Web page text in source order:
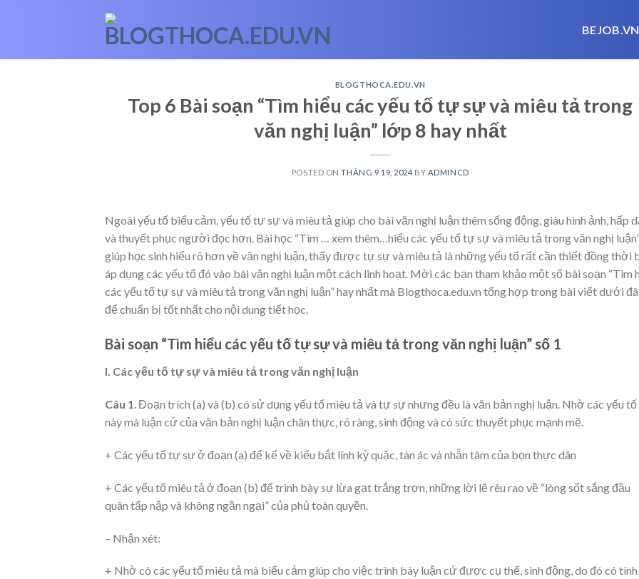
BEJOB.VN
BLOGTHOCA.EDU.VN
Top 6 Bài soạn “Tìm hiểu các yếu tố tự sự và miêu tả trong
văn nghị luận” lớp 8 hay nhất
POSTED ONTHÁNG 9 19, 2024 BY ADMINCD
Ngoài yếu tố biểu cảm, yếu tố tự sự và miêu tả giúp cho bài văn nghị luận thêm sống động, giàu hình ảnh, hấp
và thuyết phục người đọc hơn. Bài học “Tìm
… xem thêm… hiểu các yếu tố tự sự và miêu tả trong văn nghị
giúp học sinh hiểu rõ hơn về văn nghị luận, thấy được tự sự và miêu tả là những yếu tố rất cần thiết đồng thời
áp dụng các yếu tố đó vào bài văn nghị luận một cách linh hoạt. Mời các bạn tham khảo một số bài soạn “Tìm
các yếu tố tự sự và miêu tả trong văn nghị luận” hay nhất mà Blogthoca.edu.vn tổng hợp trong bài viết dưới
để chuẩn bị tốt nhất cho nội dung tiết học.
Bài soạn “Tìm hiểu các yếu tố tự sự và miêu tả trong văn nghị luận” số 1
I. Các yếu tố tự sự và miêu tả trong văn nghị luận
Câu 1. Đoạn trích (a) và (b) có sử dụng yếu tố miêu tả và tự sự nhưng đều là văn bản nghị luận. Nhờ các yếu tố
này mà luận cứ của văn bản nghị luận chân thực, rõ ràng, sinh động và có sức thuyết phục mạnh mẽ.
+ Các yếu tố tự sự ở đoạn (a) để kể về kiểu bắt lính kỳ quặc, tàn ác và nhẫn tâm của bọn thực dân
+ Các yếu tố miêu tả ở đoạn (b) để trình bày sự lừa gạt trắng trợn, những lời lẽ rêu rao về “lòng sốt sắng đầu
quân tấp nập và không ngần ngại” của phủ toàn quyền.
– Nhận xét:
+ Nhờ có các yếu tố miêu tả mà biểu cảm giúp cho việc trình bày luận cứ được cụ thể, sinh động, do đó có tính